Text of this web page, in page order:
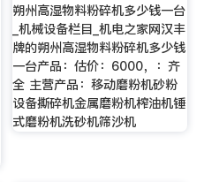
朔州高湿物料粉碎机多少钱一台
_机械设备栏目_机电之家网汉丰
牌的朔州高湿物料粉碎机多少钱
一台产品：估价：6000，：齐
全 主营产品：移动磨粉机砂粉
设备撕碎机金属磨粉机榨油机锤
式磨粉机洗砂机筛沙机